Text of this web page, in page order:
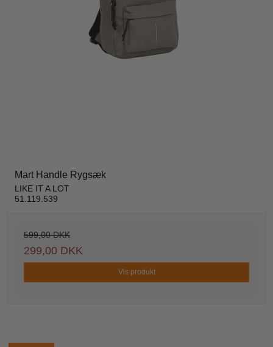
Mart Handle Rygsæk
LIKE IT A LOT
51.119.539
599,00 DKK
299,00 DKK
Vis produkt